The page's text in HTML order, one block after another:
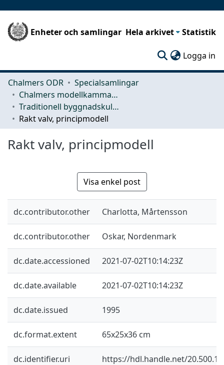
Enheter och samlingar Hela arkivet Statistik
Logga in
Chalmers ODR
Specialsamlingar
Chalmers modellkammare
Traditionell byggnadskultur
Rakt valv, principmodell
Rakt valv, principmodell
Visa enkel post
dc.contributor.other Charlotta, Mårtensson
dc.contributor.other Oskar, Nordenmark
dc.date.accessioned 2021-07-02T10:14:23Z
dc.date.available 2021-07-02T10:14:23Z
dc.date.issued 1995
dc.format.extent 65x25x36 cm
dc.identifier.uri https://hdl.handle.net/